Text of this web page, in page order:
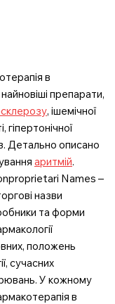
в
препарати,
, ішемічної
Детально описано
аритмій.
Names –
назви
та форми
положень
сучасних
У кожному
в